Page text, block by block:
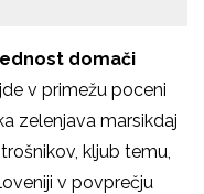
domači
v primežu poceni
zelenjava marsikdaj
kljub temu,
v povprečju